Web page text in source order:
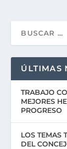
ÚLTIMAS
TRABAJO
MEJORES
PROGRESO
LOS TEMAS
DEL